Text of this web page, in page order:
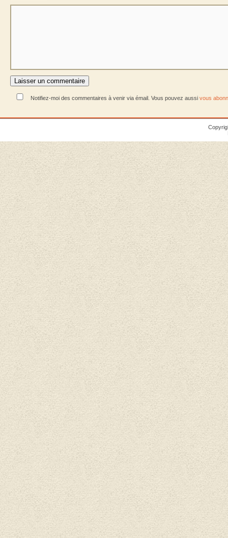
Notifiez-moi des commentaires à venir via émail. Vous pouvez aussi vous